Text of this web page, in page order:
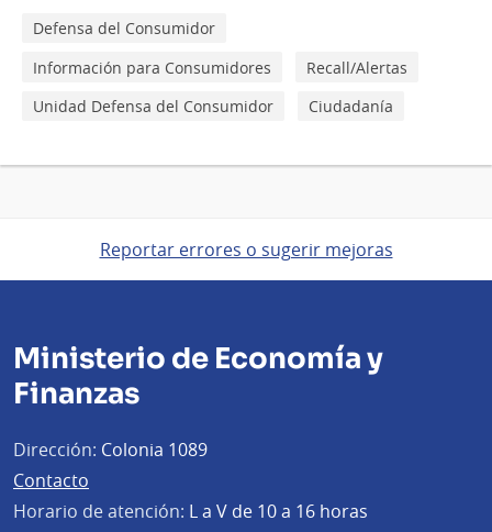
Defensa del Consumidor
Información para Consumidores
Recall/Alertas
Unidad Defensa del Consumidor
Ciudadanía
Reportar errores o sugerir mejoras
Ministerio de Economía y
Finanzas
Dirección: Colonia 1089
Contacto
Horario de atención: L a V de 10 a 16 horas